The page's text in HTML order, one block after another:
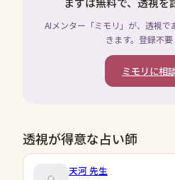
AIメンター「ミモリ」が、透視
きます。登録不要
ミモリに相
透視が得意な占い師
天河 先生